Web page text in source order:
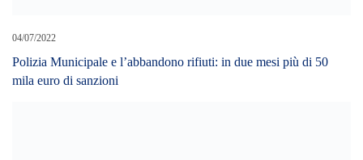
04/07/2022
Polizia Municipale e l’abbandono rifiuti: in due mesi più di 50
mila euro di sanzioni